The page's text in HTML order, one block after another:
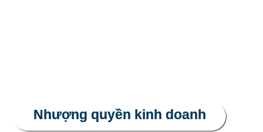
Nhượng quyền kinh doanh